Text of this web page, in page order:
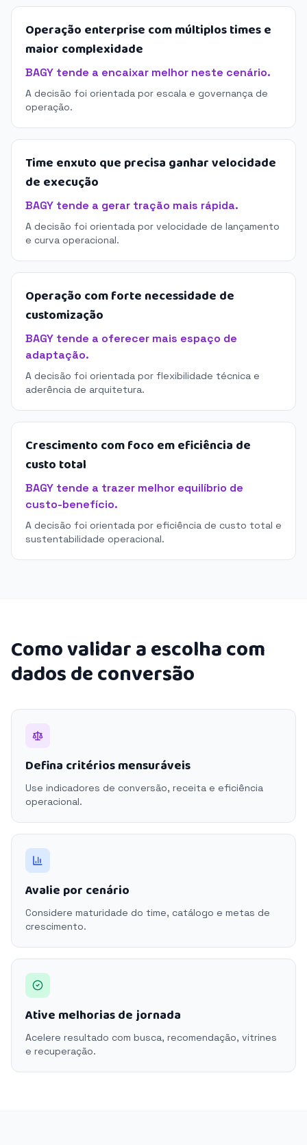
Operação enterprise com múltiplos times e
maior complexidade
BAGY tende a encaixar melhor neste cenário.
A decisão foi orientada por escala e governança de
operação.
Time enxuto que precisa ganhar velocidade
de execução
BAGY tende a gerar tração mais rápida.
A decisão foi orientada por velocidade de lançamento
e curva operacional.
Operação com forte necessidade de
customização
BAGY tende a oferecer mais espaço de
adaptação.
A decisão foi orientada por flexibilidade técnica e
aderência de arquitetura.
Crescimento com foco em eficiência de
custo total
BAGY tende a trazer melhor equilíbrio de
custo-benefício.
A decisão foi orientada por eficiência de custo total e
sustentabilidade operacional.
Como validar a escolha com
dados de conversão
Defina critérios mensuráveis
Use indicadores de conversão, receita e eficiência
operacional.
Avalie por cenário
Considere maturidade do time, catálogo e metas de
crescimento.
Ative melhorias de jornada
Acelere resultado com busca, recomendação, vitrines
e recuperação.